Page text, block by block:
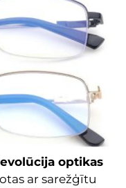
optikas
ar sarežģītu